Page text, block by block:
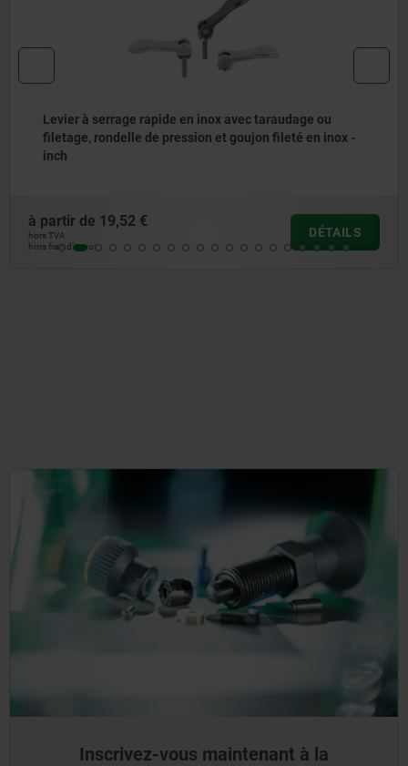
Levier à serrage rapide en inox réglable avec filetage,
rondelle de pression en plastique et métal et goujon
à partir de26,23 €
hors frais d’envoi
DÉTAILS
Inscrivez-vous maintenant à la